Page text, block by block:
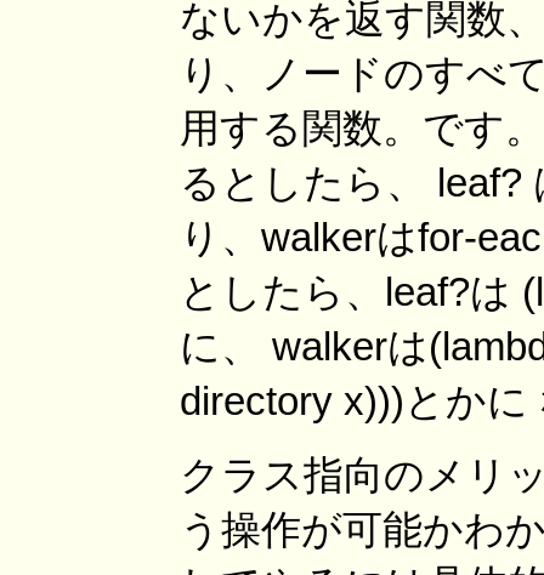
ないかを返す関数
り、ノードのすべ
用する関数。です
るとしたら、 leaf?
り、walkerはfor-
としたら、leaf?は
に、 walkerは
directory x)))とか
クラス指向のメリ
う操作が可能かわ